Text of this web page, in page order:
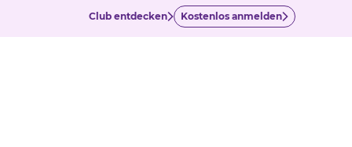
Club entdecken Kostenlos anmelden